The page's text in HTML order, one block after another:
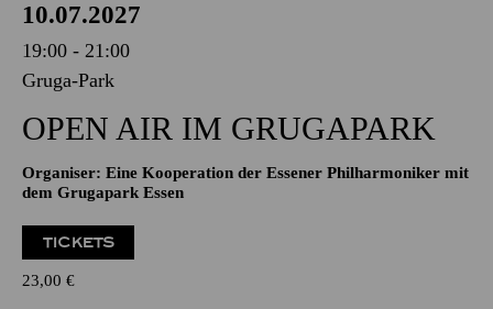
10.07.2027
19:00 - 21:00
Gruga-Park
OPEN AIR IM GRUGAPARK
Organiser: Eine Kooperation der Essener Philharmoniker mit
dem Grugapark Essen
TICKETS
23,00 €